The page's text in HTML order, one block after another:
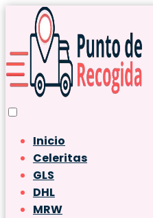
Inicio
Celeritas
GLS
DHL
MRW